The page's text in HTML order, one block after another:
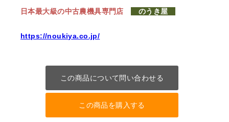
日本最大級の中古農機具専門店 のうき屋
https://noukiya.co.jp/
この商品について問い合わせる
この商品を購入する